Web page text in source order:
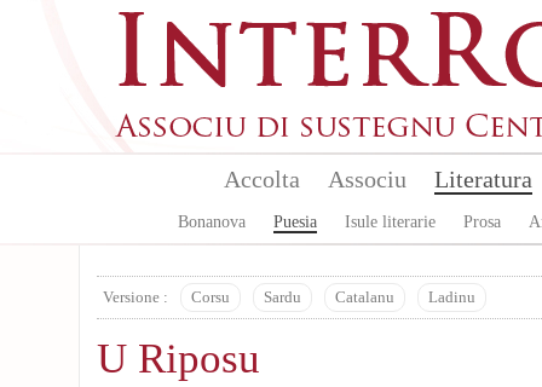
Accolta Associu Literatura
Bonanova Puesia Isule literarie Prosa
Versione : Corsu Sardu Catalanu Ladinu
U Riposu